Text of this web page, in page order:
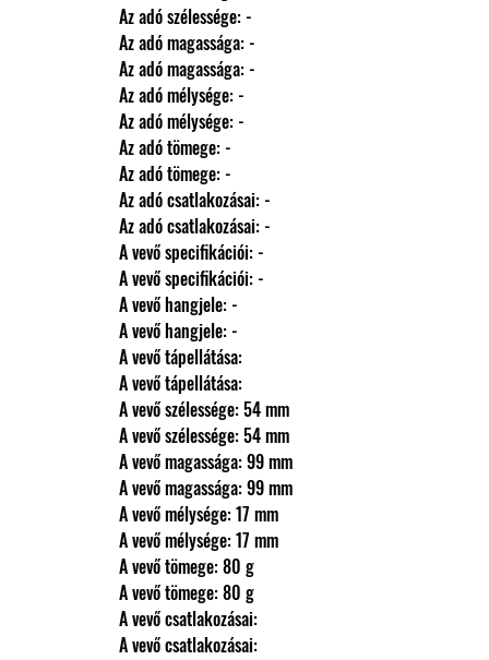
                Az adó szélessége: -
                Az adó magassága: -
                Az adó magassága: -
                Az adó mélysége: -
                Az adó mélysége: -
                Az adó tömege: -
                Az adó tömege: -
                Az adó csatlakozásai: -
                Az adó csatlakozásai: -
                A vevő specifikációi: -
                A vevő specifikációi: -
                A vevő hangjele: -
                A vevő hangjele: -
                A vevő tápellátása:
                A vevő tápellátása:
                A vevő szélessége: 54 mm
                A vevő szélessége: 54 mm
                A vevő magassága: 99 mm
                A vevő magassága: 99 mm
                A vevő mélysége: 17 mm
                A vevő mélysége: 17 mm
                A vevő tömege: 80 g
                A vevő tömege: 80 g
                A vevő csatlakozásai:
                A vevő csatlakozásai: